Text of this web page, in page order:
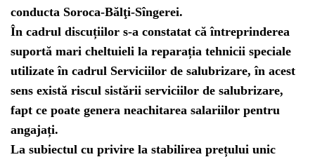
conducta Soroca-Bălţi-Sîngerei.
În cadrul discuțiilor s-a constatat că întreprinderea
suportă mari cheltuieli la reparația tehnicii speciale
utilizate în cadrul Serviciilor de salubrizare, în acest
sens există riscul sistării serviciilor de salubrizare,
fapt ce poate genera neachitarea salariilor pentru
angajați.
La subiectul cu privire la stabilirea prețului unic